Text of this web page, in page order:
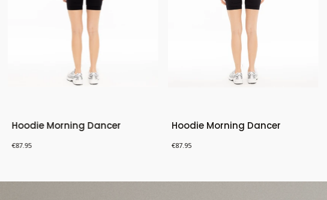
Hoodie Morning Dancer
Price
€87.95
Hoodie Morning Dancer
Price
€87.95